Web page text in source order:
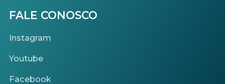
FALE CONOSCO
Instagram
Youtube
Facebook